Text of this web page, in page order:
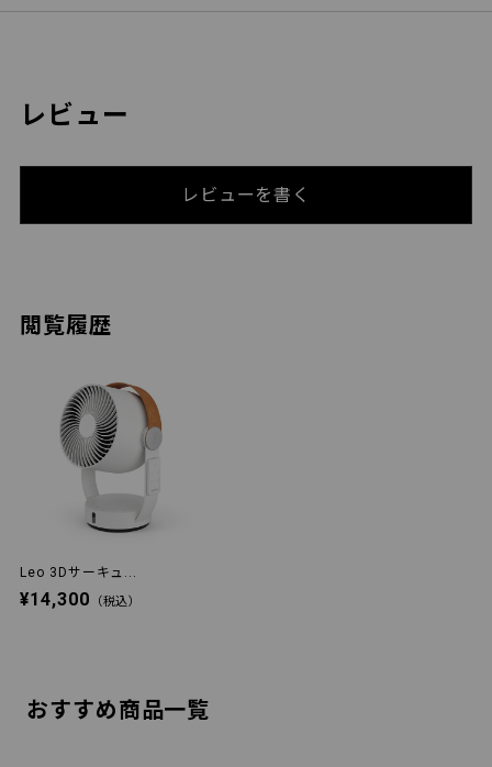
レビュー
レビューを書く
閲覧履歴
Leo 3Dサーキュ...
¥14,300 （税込）
おすすめ商品一覧